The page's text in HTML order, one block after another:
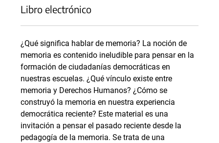
Libro electrónico
¿Qué significa hablar de memoria? La noción de
memoria es contenido ineludible para pensar en la
formación de ciudadanías democráticas en
nuestras escuelas. ¿Qué vínculo existe entre
memoria y Derechos Humanos? ¿Cómo se
construyó la memoria en nuestra experiencia
democrática reciente? Este material es una
invitación a pensar el pasado reciente desde la
pedagogía de la memoria. Se trata de una